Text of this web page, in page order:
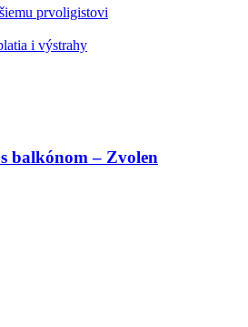
prvoligistovi
i výstrahy
balkónom – Zvolen